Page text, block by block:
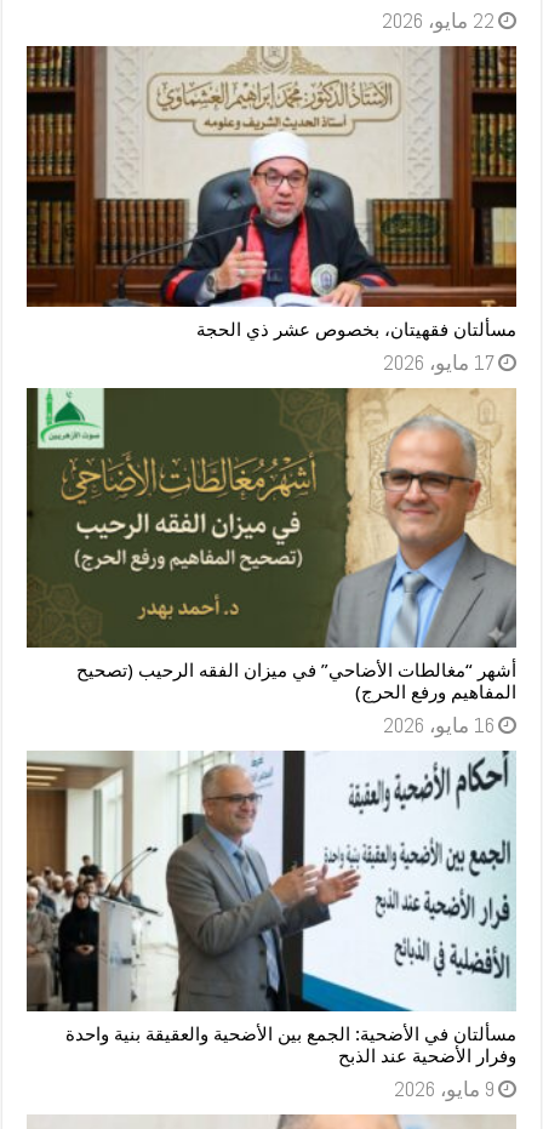
22 مايو، 2026
مسألتان فقهيتان، بخصوص عشر ذي الحجة
17 مايو، 2026
أشهر “مغالطات الأضاحي” في ميزان الفقه الرحيب (تصحيح
المفاهيم ورفع الحرج)
16 مايو، 2026
مسألتان في الأضحية: الجمع بين الأضحية والعقيقة بنية واحدة
وفرار الأضحية عند الذبح
9 مايو، 2026